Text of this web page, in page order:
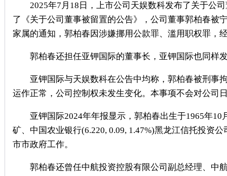
2025年7月18日，上市公司天娱数科发布了关于公司
了《关于公司董事被留置的公告》，公司董事郭柏春被
家属的通知，郭柏春因涉嫌挪用公款罪、滥用职权罪，
郭柏春还担任亚钾国际的董事长，亚钾国际也同样
亚钾国际与天娱数科在公告中均称，郭柏春被刑事
运作正常，公司控制权未发生变化。本事项不会对公司
亚钾国际2024年年报显示，郭柏春出生于1965年10
矿、中国农业银行(6.220, 0.09, 1.47%)黑龙江信托投资
市市政府工作。
郭柏春还曾任中航投资控股有限公司副总经理、中